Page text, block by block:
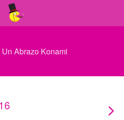
Un Abrazo Konami